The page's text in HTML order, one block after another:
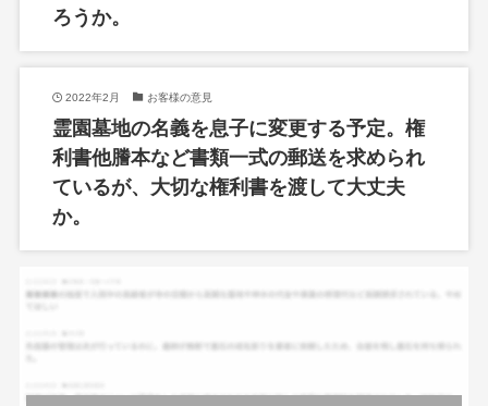
ろうか。
2022年2月 お客様の意見
霊園墓地の名義を息子に変更する予定。権
利書他謄本など書類一式の郵送を求められ
ているが、大切な権利書を渡して大丈夫
か。